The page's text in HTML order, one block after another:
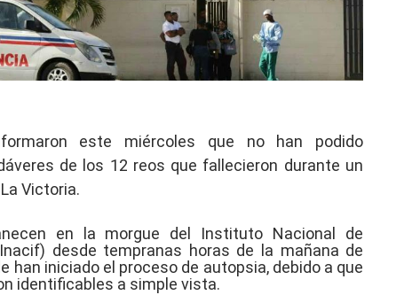
este miércoles que no han podido
de los 12 reos que fallecieron durante un
Victoria.
en la morgue del Instituto Nacional de
desde tempranas horas de la mañana de
han iniciado el proceso de autopsia, debido a que
identificables a simple vista.